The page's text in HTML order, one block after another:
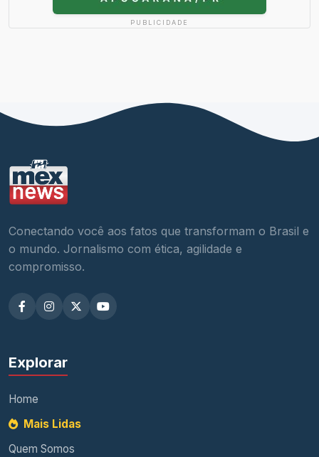
PUBLICIDADE
Conectando você aos fatos que transformam o Brasil e
o mundo. Jornalismo com ética, agilidade e
compromisso.
Explorar
Home
Mais Lidas
Quem Somos